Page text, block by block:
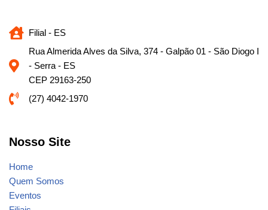
Filial - ES
Rua Almerida Alves da Silva, 374 - Galpão 01 - São Diogo I
- Serra - ES
CEP 29163-250
(27) 4042-1970
Nosso Site
Home
Quem Somos
Eventos